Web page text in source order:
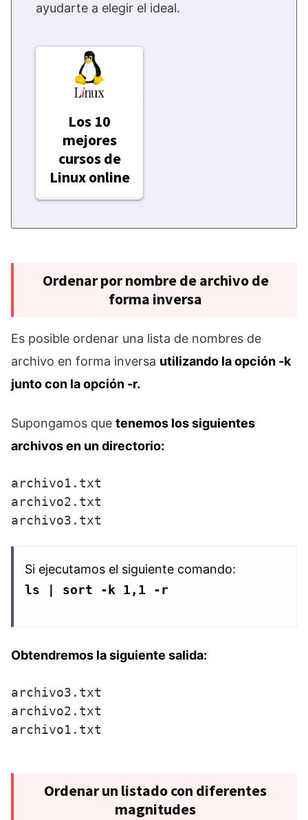
ayudarte a elegir el ideal.
Los 10
mejores
cursos de
Linux online
Ordenar por nombre de archivo de
forma inversa
Es posible ordenar una lista de nombres de
archivo en forma inversa utilizando la opción -k
junto con la opción -r.
Supongamos que tenemos los siguientes
archivos en un directorio:
archivo1.txt
archivo2.txt
Si ejecutamos el siguiente comando:
ls | sort -k 1,1 -r
Obtendremos la siguiente salida:
archivo3.txt
archivo2.txt
Ordenar un listado con diferentes
magnitudes